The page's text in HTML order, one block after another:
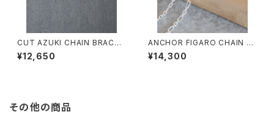
CUT AZUKI CHAIN BRACEL
ET/4100/カットアズキ細チェー
ンブレスレット
¥12,650
ANCHOR FIGARO CHAIN N
K/4105/アンカーフィガロチェ
ーンネックレス
¥14,300
その他の商品